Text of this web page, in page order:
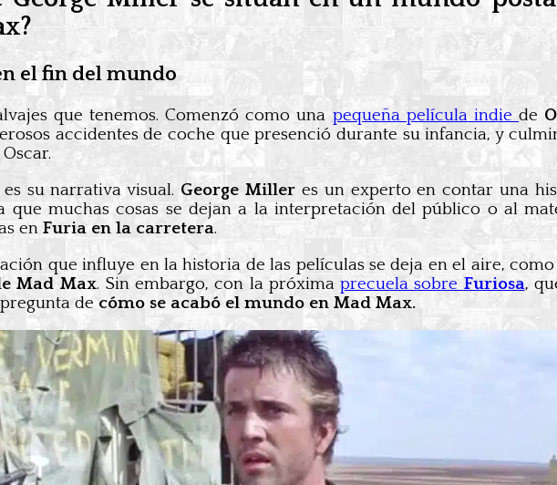
el fin del mundo
que tenemos. Comenzó como una pequeña película indiede
accidentes de coche que presenció durante su infancia, y
su narrativa visual.George Miller es un experto en contar una
que muchas cosas se dejan a la interpretación del público o al
en Furia en la carretera.
que influye en la historia de las películas se deja en el aire, como
Mad Max. Sin embargo, con la próxima precuela sobre Furiosa,
decómo se acabó el mundo en Mad Max.